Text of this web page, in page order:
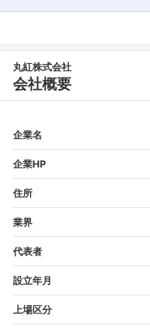
丸紅株式会社
会社概要
企業名
企業HP
住所
業界
代表者
設立年月
上場区分